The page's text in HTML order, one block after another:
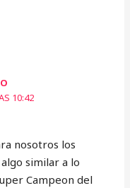
10:42
nosotros los
similar a lo
Campeon del